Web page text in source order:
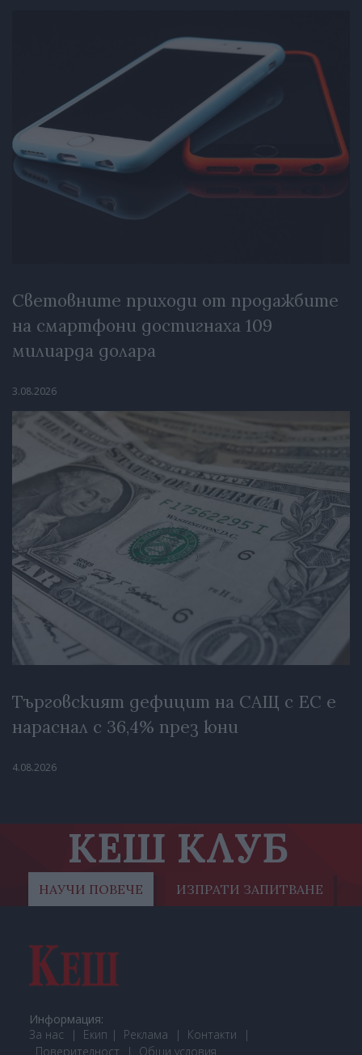
Световните приходи от продажбите
на смартфони достигнаха 109
милиарда долара
3.08.2026
Търговският дефицит на САЩ с ЕС е
нараснал с 36,4% през юни
4.08.2026
КЕШ КЛУБ
НАУЧИ ПОВЕЧЕ ИЗПРАТИ ЗАПИТВАНЕ
Информация:
За нас
Екип Реклама
Контакти
Поверителност
Общи условия